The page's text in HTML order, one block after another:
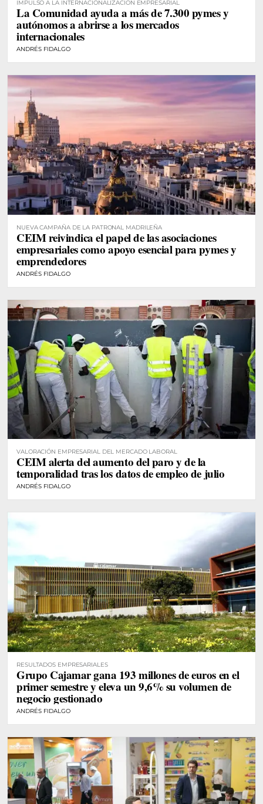
IMPULSO A LA INTERNACIONALIZACIÓN EMPRESARIAL
La Comunidad ayuda a más de 7.300 pymes y
autónomos a abrirse a los mercados
internacionales
ANDRÉS FIDALGO
NUEVA CAMPAÑA DE LA PATRONAL MADRILEÑA
CEIM reivindica el papel de las asociaciones
empresariales como apoyo esencial para pymes y
emprendedores
ANDRÉS FIDALGO
VALORACIÓN EMPRESARIAL DEL MERCADO LABORAL
CEIM alerta del aumento del paro y de la
temporalidad tras los datos de empleo de julio
ANDRÉS FIDALGO
RESULTADOS EMPRESARIALES
Grupo Cajamar gana 193 millones de euros en el
primer semestre y eleva un 9,6% su volumen de
negocio gestionado
ANDRÉS FIDALGO